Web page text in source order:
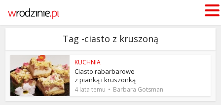
Tag -ciasto z kruszoną
KUCHNIA
Ciasto rabarbarowe
z pianką i kruszonką
4 lata temu Barbara Gotsman